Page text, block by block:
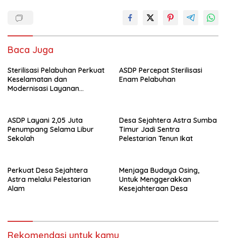
Baca Juga
Sterilisasi Pelabuhan Perkuat
Keselamatan dan
Modernisasi Layanan
ASDP Percepat Sterilisasi
Enam Pelabuhan
ASDP Layani 2,05 Juta
Penumpang Selama Libur
Sekolah
Desa Sejahtera Astra Sumba
Timur Jadi Sentra
Pelestarian Tenun Ikat
Perkuat Desa Sejahtera
Astra melalui Pelestarian
Alam
Menjaga Budaya Osing,
Untuk Menggerakkan
Kesejahteraan Desa
Rekomendasi untuk kamu